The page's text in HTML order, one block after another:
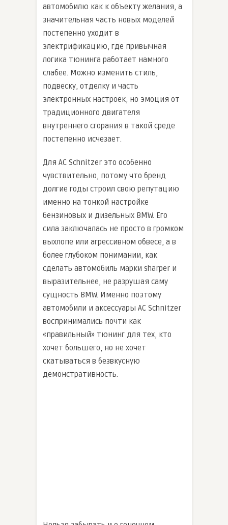
автомобилю как к объекту желания, а
значительная часть новых моделей
постепенно уходит в
электрификацию, где привычная
логика тюнинга работает намного
слабее. Можно изменить стиль,
подвеску, отделку и часть
электронных настроек, но эмоция от
традиционного двигателя
внутреннего сгорания в такой среде
постепенно исчезает.
Для AC Schnitzer это особенно
чувствительно, потому что бренд
долгие годы строил свою репутацию
именно на тонкой настройке
бензиновых и дизельных BMW. Его
сила заключалась не просто в громком
выхлопе или агрессивном обвесе, а в
более глубоком понимании, как
сделать автомобиль марки sharper и
выразительнее, не разрушая саму
сущность BMW. Именно поэтому
автомобили и аксессуары AC Schnitzer
воспринимались почти как
«правильный» тюнинг для тех, кто
хочет большего, но не хочет
скатываться в безвкусную
демонстративность.